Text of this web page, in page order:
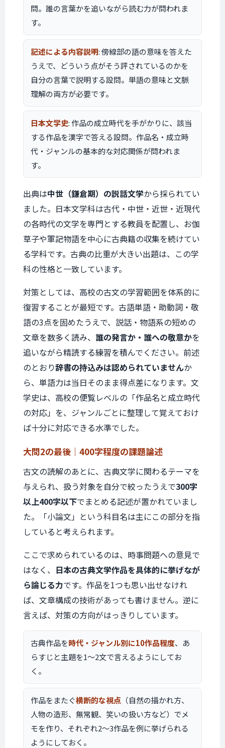
問。誰の言葉かを追いながら読む力が問われま
す。
記述による内容説明: 傍線部の語の意味を答えた
うえで、どういう点がそう評されているのかを
自分の言葉で説明する設問。単語の意味と文脈
理解の両方が必要です。
日本文学史: 作品の成立時代を手がかりに、該当
する作品を漢字で答える設問。作品名・成立時
代・ジャンルの基本的な対応関係が問われま
す。
出典は中世（鎌倉期）の説話文学から採られてい
ました。日本文学科は古代・中世・近世・近現代
の各時代の文学を専門とする教員を配置し、お伽
草子や軍記物語を中心に古典籍の収集を続けてい
る学科です。古典の比重が大きい出題は、この学
科の性格と一致しています。
対策としては、高校の古文の学習範囲を体系的に
復習することが最短です。古語単語・助動詞・敬
語の3点を固めたうえで、説話・物語系の短めの
文章を数多く読み、 誰の発言か・誰への敬意かを
追いながら精読する練習を積んでください。前述
のとおり辞書の持込みは認められていませんか
ら、単語力は当日そのまま得点差になります。文
学史は、高校の便覧レベルの「作品名と成立時代
の対応」を、ジャンルごとに整理して覚えておけ
ば十分に対応できる水準でした。
大問2の最後｜ 400字程度の課題論述
古文の読解のあとに、古典文学に関わるテーマを
与えられ、扱う対象を自分で絞ったうえで300字
以上400字以下でまとめる記述が置かれていまし
た。「小論文」という科目名は主にこの部分を指
していると考えられます。
ここで求められているのは、時事問題への意見で
はなく、 日本の古典文学作品を具体的に挙げなが
ら論じる力です。作品を1つも思い出せなけれ
ば、文章構成の技術があっても書けません。逆に
言えば、対策の方向がはっきりしています。
古典作品を時代・ジャンル別に10作品程度、あ
らすじと主題を1〜2文で言えるようにしてお
く。
作品をまたぐ横断的な視点 （自然の描かれ方、
人物の造形、無常観、笑いの扱い方など）でメ
モを作り、それぞれ2〜3作品を例に挙げられる
ようにしておく。